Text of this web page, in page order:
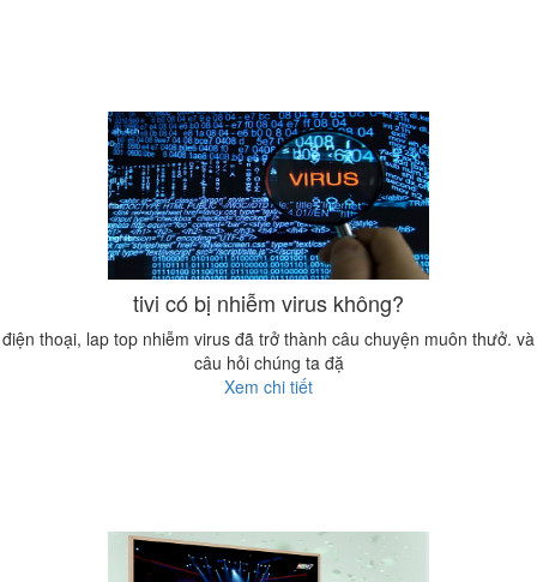
tivi có bị nhiễm virus không?
điện thoại, lap top nhiễm virus đã trở thành câu chuyện muôn thưở. và
câu hỏi chúng ta đặ
Xem chi tiết